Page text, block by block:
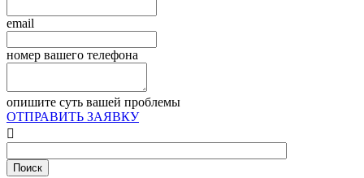
email
номер вашего телефона
опишите суть вашей проблемы
ОТПРАВИТЬ ЗАЯВКУ
